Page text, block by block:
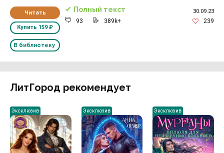
Читать
Купить 159 ₽
В библиотеку
Полный текст 30.09.23
93 389k+ 239
ЛитГород рекомендует
Эксклюзив Эксклюзив Эксклюзив